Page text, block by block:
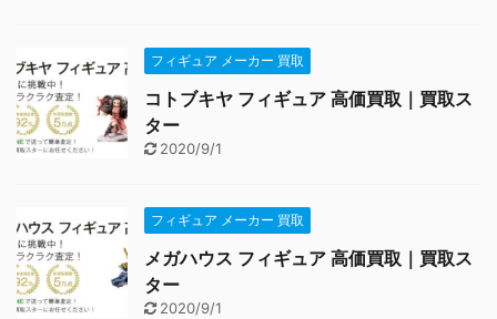
フィギュア メーカー 買取
コトブキヤ フィギュア 高価買取｜買取ス
ター
2020/9/1
フィギュア メーカー 買取
メガハウス フィギュア 高価買取｜買取ス
ター
2020/9/1